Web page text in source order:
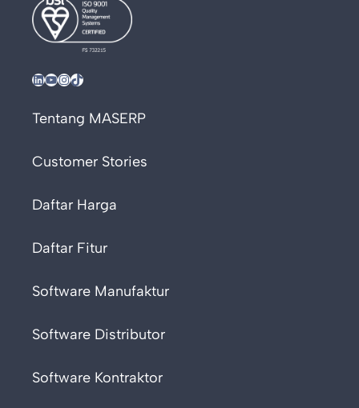
LinkedIn YouTube InstagramTikTok
Tentang MASERP
Customer Stories
Daftar Harga
Daftar Fitur
Software Manufaktur
Software Distributor
Software Kontraktor